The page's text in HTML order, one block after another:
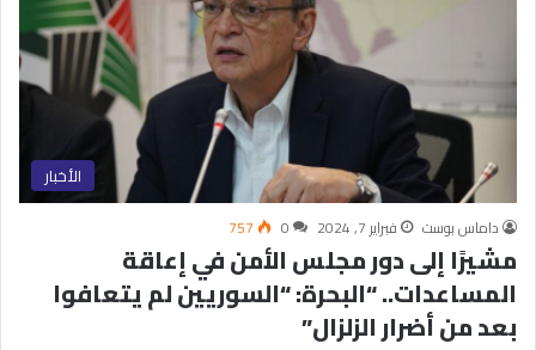
الأخبار
داماس بوست فبراير 7, 2024 0
757
مشيرًا إلى دور مجلس الأمن في إعاقة
المساعدات.. “البحرة: “السوريين لم يتعافوا
بعد من أضرار الزلزال”